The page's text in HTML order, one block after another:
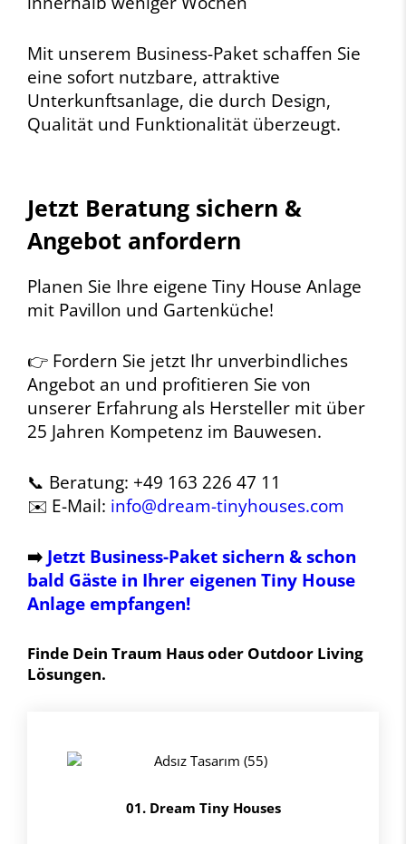
Mit unserem Business-Paket schaffen Sie
eine sofort nutzbare, attraktive
Unterkunftsanlage, die durch Design,
Qualität und Funktionalität überzeugt.
Jetzt Beratung sichern &
Angebot anfordern
Planen Sie Ihre eigene Tiny House Anlage
mit Pavillon und Gartenküche!
👉 Fordern Sie jetzt Ihr unverbindliches
Angebot an und profitieren Sie von
unserer Erfahrung als Hersteller mit über
25 Jahren Kompetenz im Bauwesen.
📞 Beratung: +49 163 226 47 11
✉️ E-Mail: info@dream-tinyhouses.com
➡️ Jetzt Business-Paket sichern & schon
bald Gäste in Ihrer eigenen Tiny House
Anlage empfangen!
Finde Dein Traum Haus oder Outdoor Living
Lösungen.
01. Dream Tiny Houses